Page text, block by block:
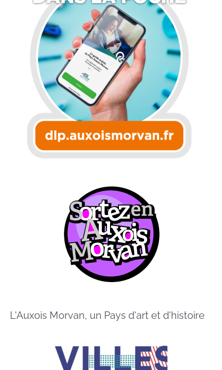
L'Auxois Morvan, un Pays d'art et d'histoire